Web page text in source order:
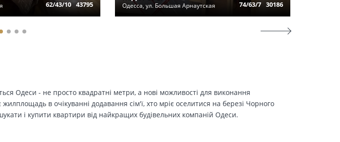
62/43/10 43795 Одесса, ул. Большая Арнаутская 74/63/7 30186
Одеси - не просто квадратні метри, а нові можливості для виконання
в очікуванні додавання сім'ї, хто мріє оселитися на березі Чорного
і купити квартири від найкращих будівельних компаній Одеси.